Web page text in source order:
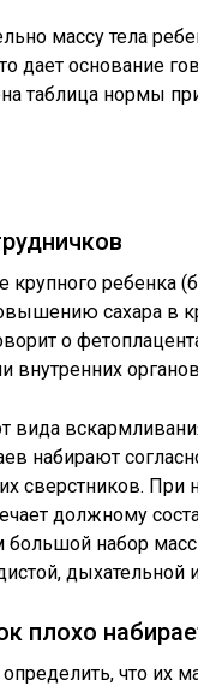
массу тела
дает основание
таблица нормы
крупного ребенка
сахара в
о
внутренних
вида
набирают
сверстников. При
должному
большой набор
плохо
что их